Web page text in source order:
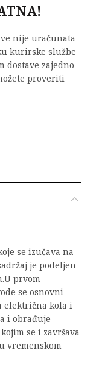
nije uračunata
kurirske službe
zajedno
proveriti
se izučava na
je podeljen
prvom
se osnovni
električna kola i
i obrađuje
se i završava
vremenskom